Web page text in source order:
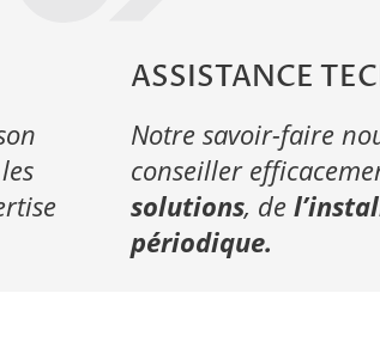
ASSISTANCE
Notre savoir-faire
conseiller
solutions, de
périodique.